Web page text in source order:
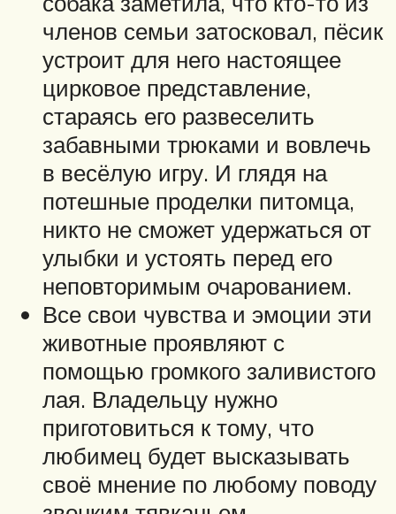
членов семьи затосковал, пёсик
устроит для него настоящее
цирковое представление,
стараясь его развеселить
забавными трюками и вовлечь
в весёлую игру. И глядя на
потешные проделки питомца,
никто не сможет удержаться от
улыбки и устоять перед его
неповторимым очарованием.
Все свои чувства и эмоции эти
животные проявляют с
помощью громкого заливистого
лая. Владельцу нужно
приготовиться к тому, что
любимец будет высказывать
своё мнение по любому поводу